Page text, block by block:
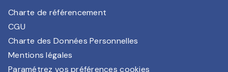
Charte de référencement
CGU
Charte des Données Personnelles
Mentions légales
Paramétrez vos préférences cookies